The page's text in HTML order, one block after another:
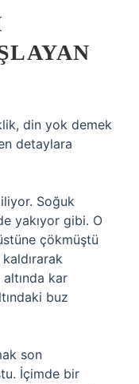
din yok demek
detaylara
Soğuk
yakıyor gibi. O
çökmüştü
kar
buz
son
İçimde bir